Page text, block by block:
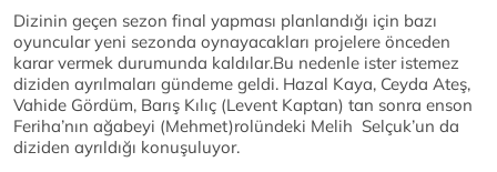
Dizinin geçen sezon final yapması planlandığı için bazı
oyuncular yeni sezonda oynayacakları projelere önceden
karar vermek durumunda kaldılar.Bu nedenle ister istemez
diziden ayrılmaları gündeme geldi. Hazal Kaya, Ceyda Ateş,
Vahide Gördüm, Barış Kılıç (Levent Kaptan) tan sonra enson
Feriha’nın ağabeyi (Mehmet)rolündeki Melih Selçuk’un da
diziden ayrıldığı konuşuluyor.